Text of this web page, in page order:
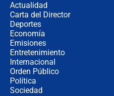
Actualidad
Carta del Director
Deportes
Economía
Emisiones
Entretenimiento
Internacional
Orden Público
Política
Sociedad